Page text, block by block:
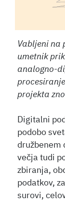
Vabljeni na
umetnik
analogno-
projekta
Digitalni
podobo
družbenem
večja tudi
zbiranja,
podatkov,
surovi,